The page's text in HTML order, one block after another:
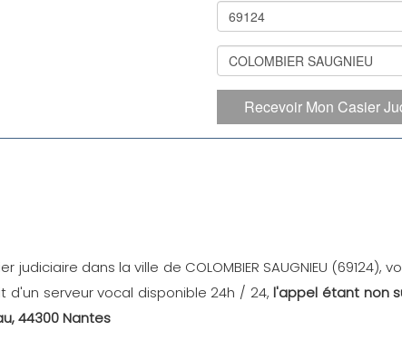
Recevoir Mon Casier
dans la ville de COLOMBIER SAUGNIEU (69124),
d'un serveur vocal disponible 24h / 24,l'appel étant non
44300 Nantes